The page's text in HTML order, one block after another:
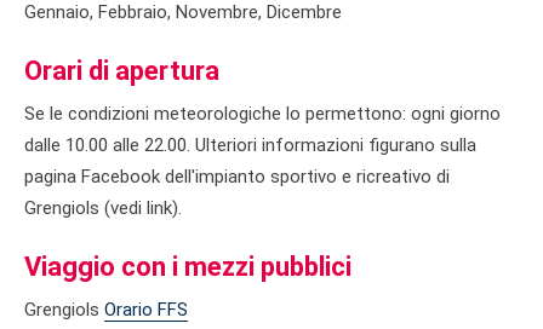
Gennaio, Febbraio, Novembre, Dicembre
Orari di apertura
Se le condizioni meteorologiche lo permettono: ogni giorno
dalle 10.00 alle 22.00. Ulteriori informazioni figurano sulla
pagina Facebook dell'impianto sportivo e ricreativo di
Grengiols (vedi link).
Viaggio con i mezzi pubblici
Grengiols Orario FFS